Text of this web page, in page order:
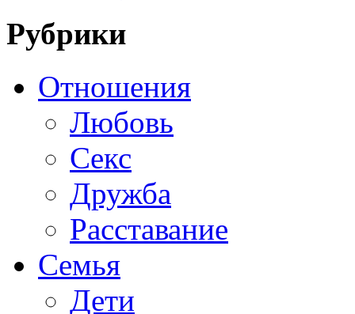
Рубрики
Отношения
Любовь
Секс
Дружба
Расставание
Семья
Дети